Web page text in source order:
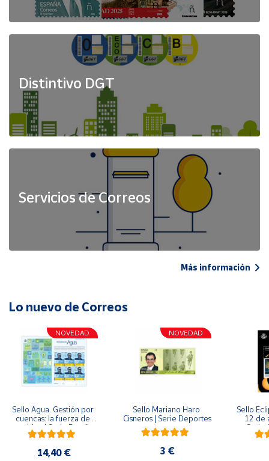
Distintivo DGT
Servicios de Correos
Más información
Lo nuevo de Correos
NOVEDAD
Sello Agua. Gestión por
cuencas: la fuerza de
una idea.| Serie España
ES| Pliego Premium
14,40 €
NOVEDAD
Sello Mariano Haro
Cisneros | Serie Deportes
3 €
Sello
12 de
Serie